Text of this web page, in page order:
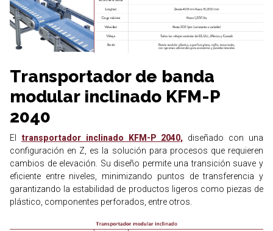
Transportador de banda
modular inclinado KFM-P
2040
El transportador inclinado KFM-P 2040, diseñado con una
configuración en Z, es la solución para procesos que requieren
cambios de elevación. Su diseño permite una transición suave y
eficiente entre niveles, minimizando puntos de transferencia y
garantizando la estabilidad de productos ligeros como piezas de
plástico, componentes perforados, entre otros.